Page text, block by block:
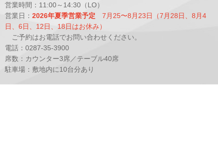
営業時間：11:00～14:30（LO）
営業日： 2026年夏季営業予定 7月25〜8月23日（7月28日、8月4
日、6日、12日、18日はお休み）
ご予約はお電話でお問い合わせください。
電話：0287-35-3900
席数：カウンター3席／テーブル40席
駐車場：敷地内に10台分あり